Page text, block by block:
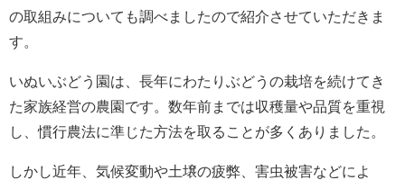
の取組みについても調べましたので紹介させていただきま
す。
いぬいぶどう園は、長年にわたりぶどうの栽培を続けてき
た家族経営の農園です。数年前までは収穫量や品質を重視
し、慣行農法に準じた方法を取ることが多くありました。
しかし近年、気候変動や土壌の疲弊、害虫被害などによ